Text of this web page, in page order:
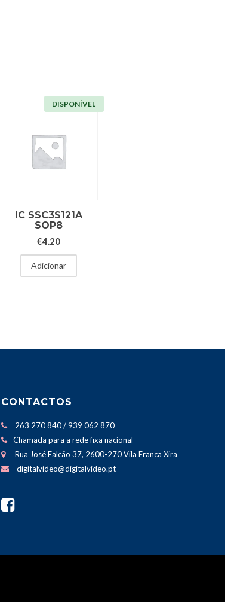
DISPONÍVEL
IC SSC3S121A
SOP8
€4.20
Adicionar
CONTACTOS
263 270 840 / 939 062 870
Chamada para a rede fixa nacional
Rua José Falcão 37, 2600-270 Vila Franca Xira
digitalvideo@digitalvideo.pt